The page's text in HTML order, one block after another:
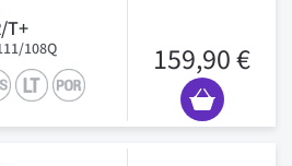
T+
108Q 159,90 €